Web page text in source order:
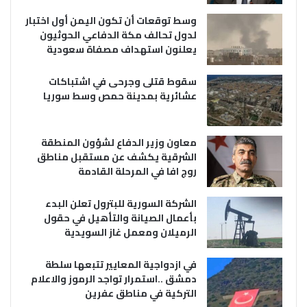
وسط توقعات أن تكون اليمن أول اختبار
لدول تحالف مكة الدفاعي الحوثيون
يعلنون استهداف مصفاة سعودية
سقوط قتلى وجرحى في اشتباكات
عشائرية بمدينة حمص وسط سوريا
معاون وزير الدفاع لشؤون المنطقة
الشرقية يكشف عن مستقبل مناطق
روج افا في المرحلة القادمة
الشركة السورية للبترول تعلن البدء
بأعمال الصيانة والتأهيل في حقول
الرميلان ومعمل غاز السويدية
في ازدواجية المعايير تتبعها سلطة
دمشق ..استمرار تواجد الرموز والاعلام
التركية في مناطق عفرين